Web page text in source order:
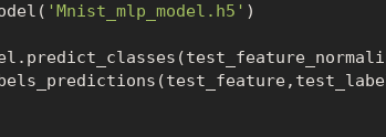
'Mnist_mlp_model.h5' )